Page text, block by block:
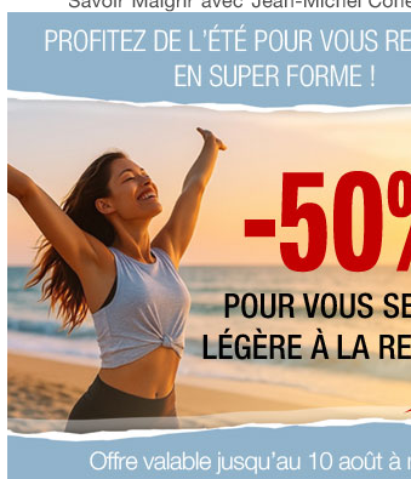
meilleures solutions pour maigrir et être
PLUS
EFFICACE
PLUS
SANTÉ